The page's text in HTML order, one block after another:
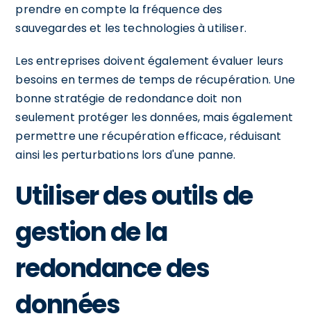
prendre en compte la fréquence des
sauvegardes et les technologies à utiliser.
Les entreprises doivent également évaluer leurs
besoins en termes de temps de récupération. Une
bonne stratégie de redondance doit non
seulement protéger les données, mais également
permettre une récupération efficace, réduisant
ainsi les perturbations lors d'une panne.
Utiliser des outils de
gestion de la
redondance des
données